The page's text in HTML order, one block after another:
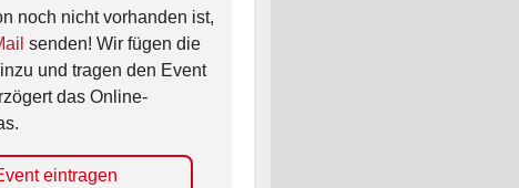
noch nicht vorhanden ist,
senden! Wir fügen die
und tragen den Event
das Online-
eintragen